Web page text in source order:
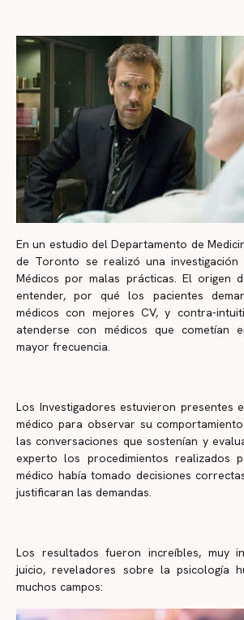
En un estudio del Departamento de
de Toronto se realizó una investigación
Médicos por malas prácticas. El origen
entender, por qué los pacientes
médicos con mejores CV, y contra-
atenderse con médicos que cometían
mayor frecuencia.
Los Investigadores estuvieron presentes
médico para observar su
las conversaciones que sostenían y
experto los procedimientos realizados
médico había tomado decisiones
justificaran las demandas.
Los resultados fueron increíbles, muy
juicio, reveladores sobre la psicología
muchos campos: